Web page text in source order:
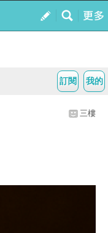
我的
訂閱
三樓